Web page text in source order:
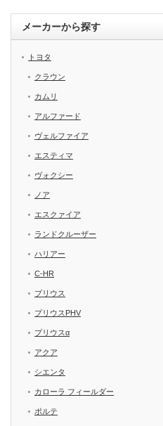
メーカーから探す
トヨタ
クラウン
カムリ
アルファード
ヴェルファイア
エスティマ
ヴォクシー
ノア
エスクァイア
ランドクルーザー
ハリアー
C-HR
プリウス
プリウスPHV
プリウスα
アクア
シエンタ
カローラ フィールダー
ポルテ